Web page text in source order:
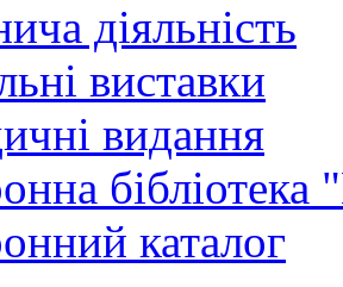
діяльність
виставки
видання
каталог